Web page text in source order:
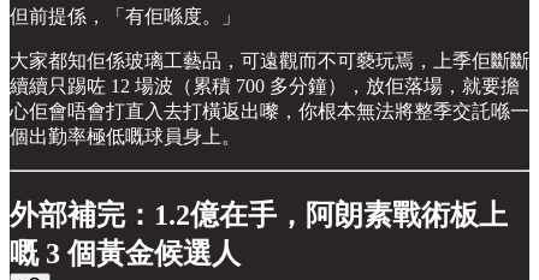
但前提係，「有佢喺度。」
大家都知佢係玻璃工藝品，可遠觀而不可褻玩焉，上季佢斷斷
續續只踢咗 12 場波（累積 700 多分鐘），放佢落場，就要擔
心佢會唔會打直入去打橫返出嚟，你根本無法將整季交託喺一
個出勤率極低嘅球員身上。
外部補完：1.2億在手，阿朗素戰術板上
嘅 3 個黃金候選人